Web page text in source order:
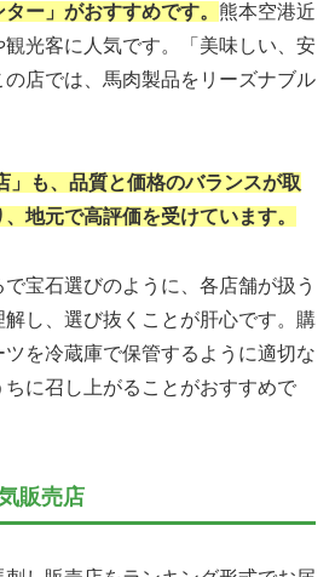
ター」がおすすめです。 熊本空港近
観光客に人気です。「美味しい、安
店では、馬肉製品をリーズナブル
」も、品質と価格のバランスが取
地元で高評価を受けています。
宝石選びのように、各店舗が扱う
し、選び抜くことが肝心です。購
ツを冷蔵庫で保管するように適切な
に召し上がることがおすすめで
販売店